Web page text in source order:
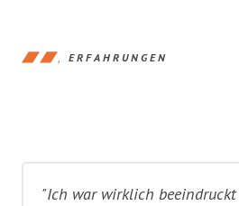
ERFAHRUNGEN
"Ich war wirklich